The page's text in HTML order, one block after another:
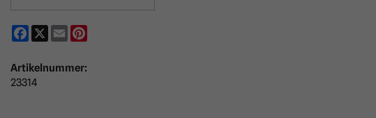
Facebook
X Email
Artikelnummer:
23314